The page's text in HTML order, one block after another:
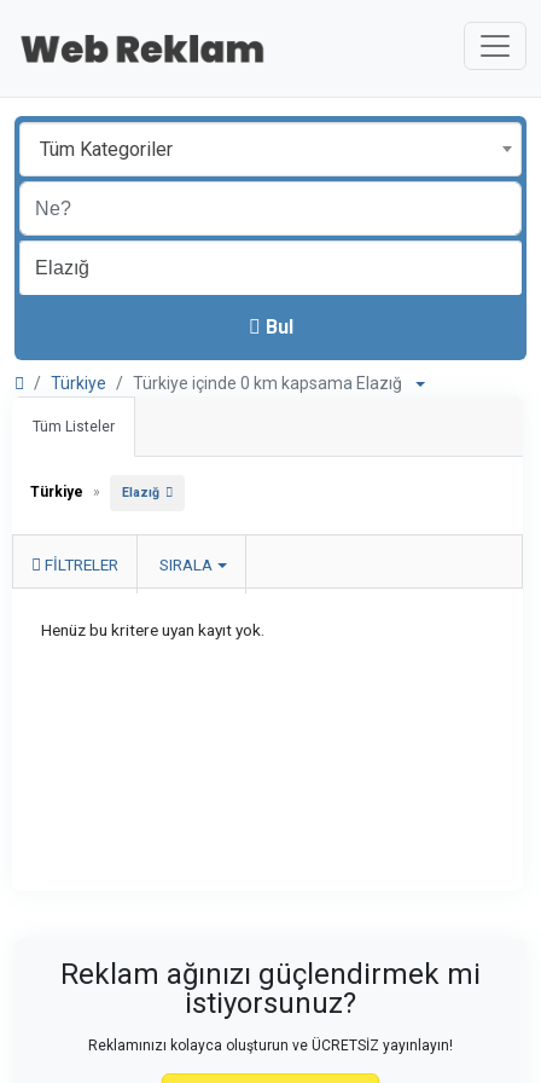
Tüm Kategoriler
Bul
Türkiye Türkiye içinde 0 km kapsama Elazığ
Tüm Listeler
Türkiye » Elazığ
FILTRELER SIRALA
Henüz bu kritere uyan kayıt yok.
Reklam ağınızı güçlendirmek mi
istiyorsunuz?
Reklamınızı kolayca oluşturun ve ÜCRETSİZ yayınlayın!